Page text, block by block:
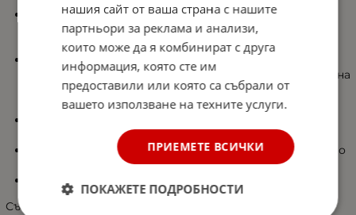
Не излъчват неприятна миризма и предлагат
стилен и елегантен външен вид, който допълва
интериора на вашия автомобил.
Изключително издръжливи и разполагат с висок
праг (тип леген), предотвратяващ разливането на
течности и разпространението на прах върху
мокета на автомобила Ви.
размерите на купето на автомобила ви.
Изработени от висококачествен материал който
ги прави по-меки и лесно сгъваеми.
Не съдържа PVC и токсични елементи.
Съвместимост:
нашия сайт от ваша страна с нашите
партньори за реклама и анализи,
които може да я комбинират с друга
информация, която сте им
предоставили или която са събрали от
вашето използване на техните услуги.
ПРИЕМЕТЕ ВСИЧКИ
ПОКАЖЕТЕ ПОДРОБНОСТИ